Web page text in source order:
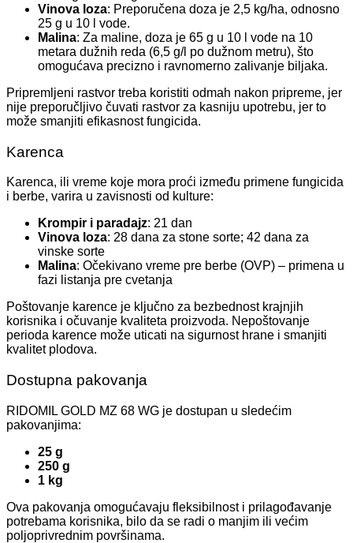
Vinova loza: Preporučena doza je 2,5 kg/ha, odnosno
25 g u 10 l vode.
Malina: Za maline, doza je 65 g u 10 l vode na 10
metara dužnih reda (6,5 g/l po dužnom metru), što
omogućava precizno i ravnomerno zalivanje biljaka.
Pripremljeni rastvor treba koristiti odmah nakon pripreme, jer
nije preporučljivo čuvati rastvor za kasniju upotrebu, jer to
može smanjiti efikasnost fungicida.
Karenca
Karenca, ili vreme koje mora proći između primene fungicida
i berbe, varira u zavisnosti od kulture:
Krompir i paradajz: 21 dan
Vinova loza: 28 dana za stone sorte; 42 dana za
vinske sorte
Malina: Očekivano vreme pre berbe (OVP) – primena u
fazi listanja pre cvetanja
Poštovanje karence je ključno za bezbednost krajnjih
korisnika i očuvanje kvaliteta proizvoda. Nepoštovanje
perioda karence može uticati na sigurnost hrane i smanjiti
kvalitet plodova.
Dostupna pakovanja
RIDOMIL GOLD MZ 68 WG je dostupan u sledećim
pakovanjima:
25 g
250 g
1 kg
Ova pakovanja omogućavaju fleksibilnost i prilagođavanje
potrebama korisnika, bilo da se radi o manjim ili većim
poljoprivrednim površinama.